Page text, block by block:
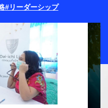
#リーダーシップ